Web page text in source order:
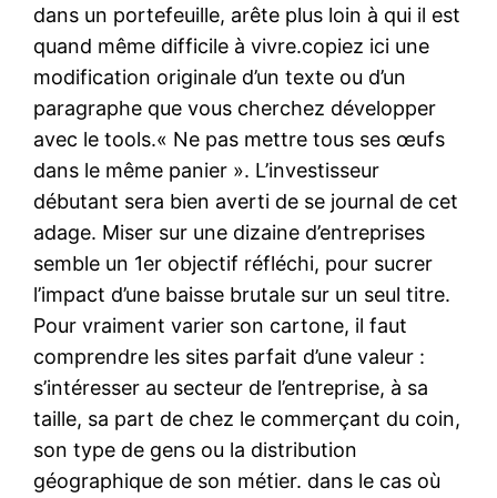
dans un portefeuille, arête plus loin à qui il est
quand même difficile à vivre.copiez ici une
modification originale d’un texte ou d’un
paragraphe que vous cherchez développer
avec le tools.« Ne pas mettre tous ses œufs
dans le même panier ». L’investisseur
débutant sera bien averti de se journal de cet
adage. Miser sur une dizaine d’entreprises
semble un 1er objectif réfléchi, pour sucrer
l’impact d’une baisse brutale sur un seul titre.
Pour vraiment varier son cartone, il faut
comprendre les sites parfait d’une valeur :
s’intéresser au secteur de l’entreprise, à sa
taille, sa part de chez le commerçant du coin,
son type de gens ou la distribution
géographique de son métier. dans le cas où